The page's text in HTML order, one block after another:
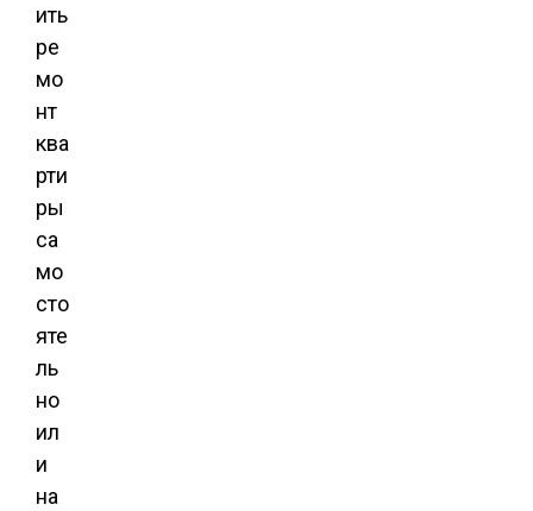
ить
ре
мо
нт
ква
рти
ры
са
мо
сто
яте
ль
но
ил
и
на